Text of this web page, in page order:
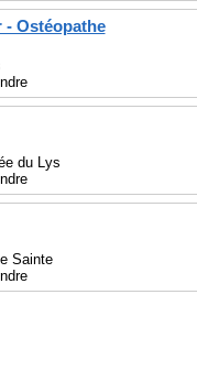
- Ostéopathe
du Lys
Sainte